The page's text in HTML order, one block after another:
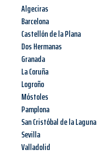
Algeciras
Barcelona
Castellón de la Plana
Dos Hermanas
Granada
La Coruña
Logroño
Móstoles
Pamplona
San Cristóbal de la Laguna
Sevilla
Valladolid